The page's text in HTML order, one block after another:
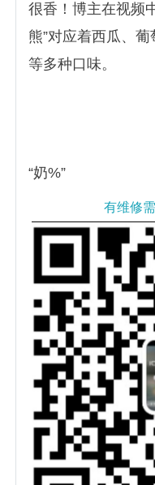
很香！博主在视频
熊”对应着西瓜、
等多种口味。
“奶%”
有维修